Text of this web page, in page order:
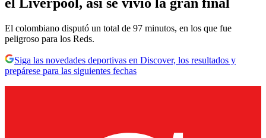
El colombiano disputó un total de 97 minutos, en los que fue
peligroso para los Reds.
Siga las novedades deportivas en Discover, los resultados y
prepárese para las siguientes fechas